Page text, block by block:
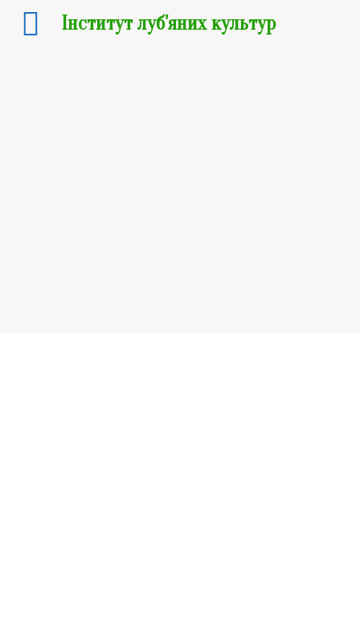
Інститут луб'яних культур